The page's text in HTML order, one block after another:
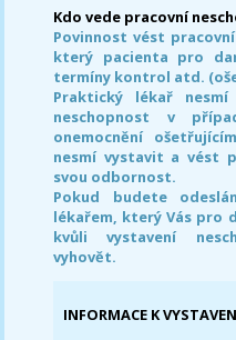
Kdo vede pracovní
Povinnost vést
který pacienta pro
termíny kontrol atd.
Praktický lékař
neschopnost v
onemocnění
nesmí vystavit a vést
svou odbornost.
Pokud budete
lékařem, který Vás pro
kvůli vystavení
vyhovět.
INFORMACE K